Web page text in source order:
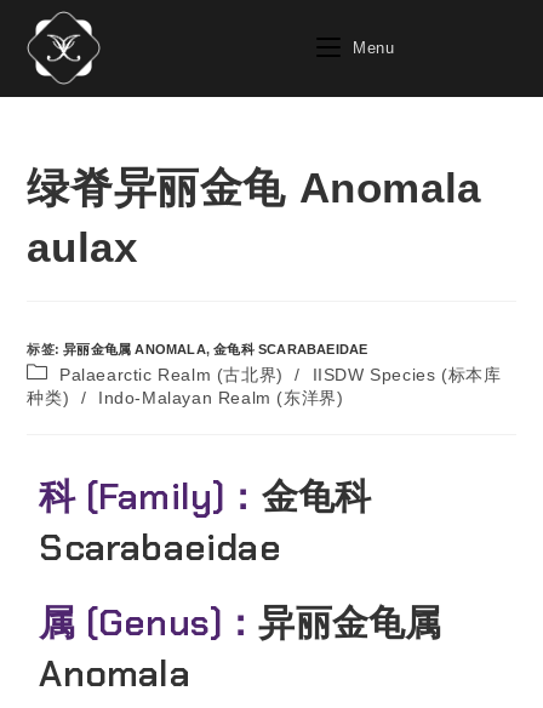
Menu
绿脊异丽金龟 Anomala
aulax
标签:异丽金龟属 ANOMALA, 金龟科 SCARABAEIDAE
Palaearctic Realm (古北界) /
IISDW Species (标本库
种类)
/ Indo-Malayan Realm (东洋界)
科 (Family)： 金龟科
Scarabaeidae
属 (Genus)：异丽金龟属
Anomala